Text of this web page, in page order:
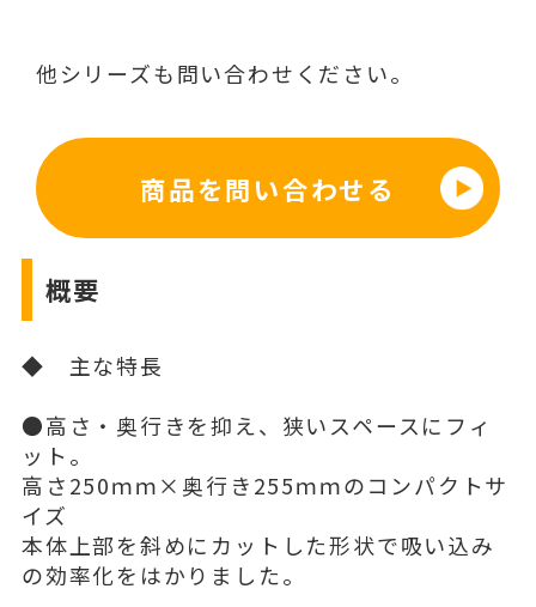
他シリーズも問い合わせください。
商品を問い合わせる
概要
◆ 主な特長
●高さ・奥行きを抑え、狭いスペースにフィ
ット。
高さ250ｍｍ×奥行き255ｍｍのコンパクトサ
イズ
本体上部を斜めにカットした形状で吸い込み
の効率化をはかりました。